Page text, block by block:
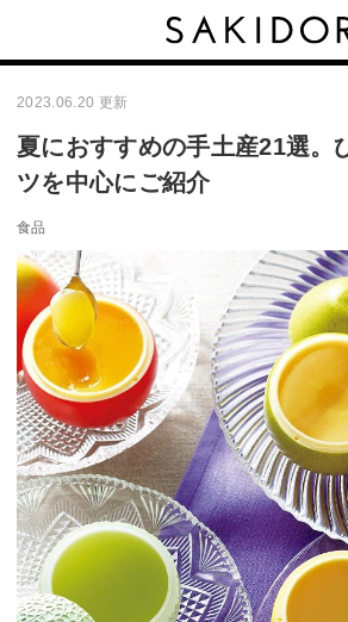
2023.06.20 更新
夏におすすめの手土産21選。
ツを中心にご紹介
食品